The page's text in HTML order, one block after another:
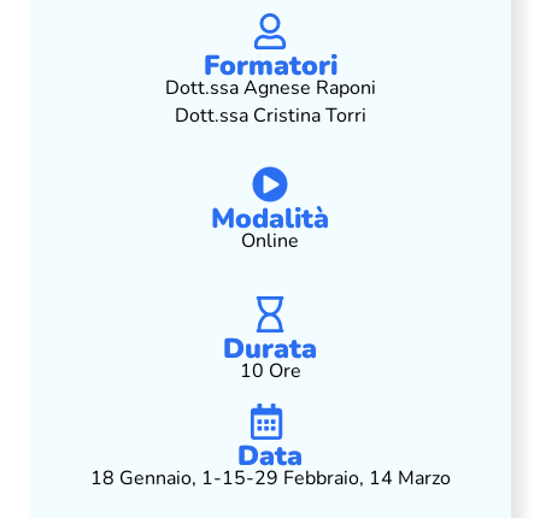
Formatori
Dott.ssa Agnese Raponi
Dott.ssa Cristina Torri
Modalità
Online
Durata
10 Ore
Data
18 Gennaio, 1-15-29 Febbraio, 14 Marzo